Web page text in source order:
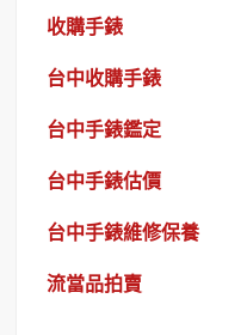
收購手錶
台中收購手錶
台中手錶鑑定
台中手錶估價
台中手錶維修保養
流當品拍賣